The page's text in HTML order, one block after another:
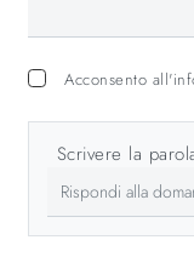
Acconsento
Scrivere la